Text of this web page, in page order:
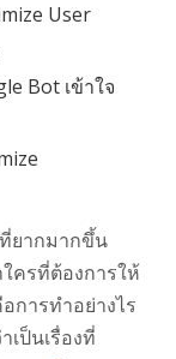
User
Bot เข้าใจ
ที่ยากมากขึ้น
ใครที่ต้องการให้
การทำอย่างไร
เป็นเรื่องที่